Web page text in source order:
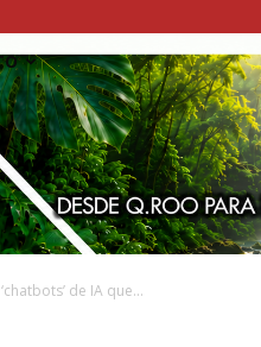
de IA que...